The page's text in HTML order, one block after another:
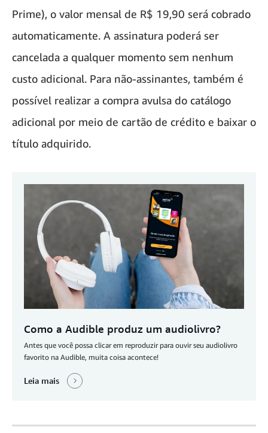
Prime), o valor mensal de R$ 19,90 será cobrado
automaticamente. A assinatura poderá ser
cancelada a qualquer momento sem nenhum
custo adicional. Para não-assinantes, também é
possível realizar a compra avulsa do catálogo
adicional por meio de cartão de crédito e baixar o
título adquirido.
Como a Audible produz um audiolivro?
Antes que você possa clicar em reproduzir para ouvir seu audiolivro
favorito na Audible, muita coisa acontece!
Leia mais